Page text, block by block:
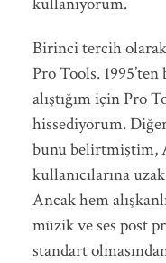
Birinci tercih
Pro Tools.
alıştığım için Pro
hissediyorum.
bunu belirtmiştim,
kullanıcılarına
Ancak hem
müzik ve ses post
standart